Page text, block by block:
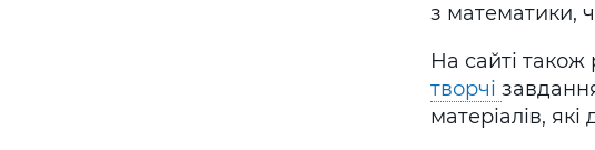
з математики,
На сайті
творчі
матеріалів,